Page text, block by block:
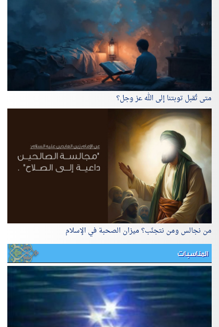
متى تُقبل توبتنا إلى الله عز وجل؟
من نجالس ومن نتجنّب؟ ميزان الصحبة في الإسلام
المناسبات